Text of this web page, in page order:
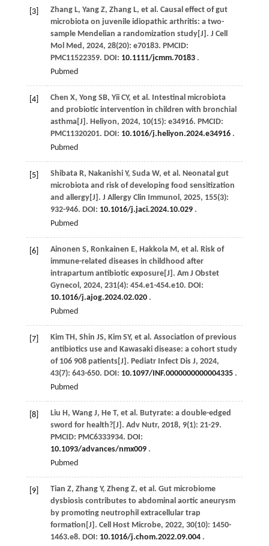
[3] Zhang L, Yang Z, Zhang L, et al. Causal effect of gut
microbiota on juvenile idiopathic arthritis: a two-
sample Mendelian a randomization study[J]. J Cell
Mol Med, 2024, 28(20): e70183. PMCID:
PMC11522359. DOI: 10.1111/jcmm.70183.
Pubmed
[4] Chen X, Yong SB, Yii CY, et al. Intestinal microbiota
and probiotic intervention in children with bronchial
asthma[J]. Heliyon, 2024, 10(15): e34916. PMCID:
PMC11320201. DOI: 10.1016/j.heliyon.2024.e34916.
Pubmed
[5] Shibata R, Nakanishi Y, Suda W, et al. Neonatal gut
microbiota and risk of developing food sensitization
and allergy[J]. J Allergy Clin Immunol, 2025, 155(3):
932-946. DOI: 10.1016/j.jaci.2024.10.029.
Pubmed
[6] Ainonen S, Ronkainen E, Hakkola M, et al. Risk of
immune-related diseases in childhood after
intrapartum antibiotic exposure[J]. Am J Obstet
Gynecol, 2024, 231(4): 454.e1-454.e10. DOI:
10.1016/j.ajog.2024.02.020.
Pubmed
[7] Kim TH, Shin JS, Kim SY, et al. Association of previous
antibiotics use and Kawasaki disease: a cohort study
of 106 908 patients[J]. Pediatr Infect Dis J, 2024,
43(7): 643-650. DOI: 10.1097/INF.0000000000004335.
Pubmed
[8] Liu H, Wang J, He T, et al. Butyrate: a double-edged
sword for health?[J]. Adv Nutr, 2018, 9(1): 21-29.
PMCID: PMC6333934. DOI:
10.1093/advances/nmx009.
Pubmed
[9] Tian Z, Zhang Y, Zheng Z, et al. Gut microbiome
dysbiosis contributes to abdominal aortic aneurysm
by promoting neutrophil extracellular trap
formation[J]. Cell Host Microbe, 2022, 30(10): 1450-
1463.e8. DOI: 10.1016/j.chom.2022.09.004.